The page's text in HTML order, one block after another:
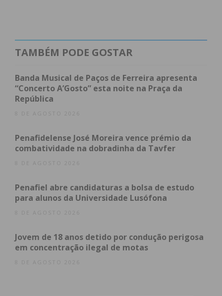
(Penafiel), O Engaço (Recezinhos), Ponte de Pedra
Mamede Recezinhos).
Imediato
Assine nossa newsletter por e-mail e
atualizada.
Eu li e concordo com ostermos e
TAMBÉM PODE GOSTAR
Banda Musical de Paços de Ferreira apresenta
“Concerto A’Gosto” esta noite na Praça da
República
8 DE AGOSTO 2026
Penafidelense José Moreira vence prémio da
combatividade na dobradinha da Tavfer
8 DE AGOSTO 2026
Penafiel abre candidaturas a bolsa de estudo
para alunos da Universidade Lusófona
8 DE AGOSTO 2026
Jovem de 18 anos detido por condução perigosa
em concentração ilegal de motas
8 DE AGOSTO 2026